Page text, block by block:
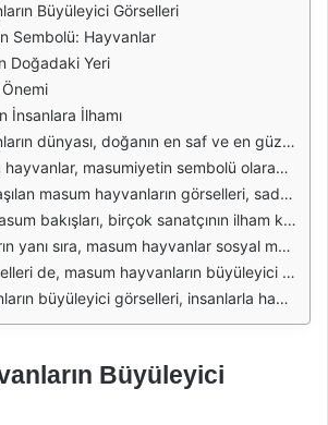
Büyüleyici Görselleri
Sembolü: Hayvanlar
Doğadaki Yeri
İnsanlara İlhamı
ve doğal davranışlarıyla insanlara huzur verirken aynı zamanda göz alıcı görseller sunarlar. Her birinin kendine özgü özellikleri ve güzellikleri vardır. Bu hayvanların masumiyetleri, onları gözlemleyenlerin kalplerini okşar ve derin bir sevgi uyandırır.
oyun oynarkenki neşeli halleri ve meraklı bakışlarıyla hayranlık uyandırır. Bu tür anlar, fotoğraflanarak ölümsüzleştirildiğinde, izleyicilere sıcak ve samimi duygular yaşatır. Yavru hayvanların saf mutluluğu, insanların stresli yaşamlarından uzaklaşmalarına yardımcı olur.
bağ kurma açısından da önemlidir. Hayvanların doğal yaşam alanlarında çekilmiş fotoğrafları, onların özgürce yaşadığı anları yansıtır. Bu tür görseller, izleyenleri doğanın güzellikleriyle buluştururken, aynı zamanda hayvanların korunması gerektiği mesajını da taşır.
sinemaya kadar pek çok alanda bu masumiyetin temsilleri bulunur. Sanatçılar, hayvanların saf ve içten ifadelerini yansıtarak, izleyicilere derin bir duygusal deneyim sunarlar. Böylece, hayvanların günlük yaşamları ve masumiyetleri, sanat aracılığıyla daha geniş kitlelere ulaşır.
İnsanlar, kendi evcil hayvanlarının sevimli anlarını paylaşarak, bu masumiyetin yayılmasına katkıda bulunurlar. Bu paylaşımlar, sadece eğlenceli bir içerik oluşturmakla kalmaz, aynı zamanda hayvanların sevilmesi ve korunması için farkındalık yaratır.
ve hayvanların davranışlarını gözler önüne seren bu belgeseller, izleyicilere doğanın mükemmel dengesini gösterirken, aynı zamanda hayvanların korunması gerekliliğini vurgular. Bu tür içerikler, hem eğitici hem de görsel olarak doyurucudur.
hayvanlara olan sevgisini ve saygısını artırmaya yardımcı olur. Hayvanların masumiyetinin ve güzelliklerinin paylaşılması, yalnızca estetik bir deneyim sunmakla kalmaz, aynı zamanda doğanın korunması adına da önemli bir adım atılmasına vesile olur.
Büyüleyici